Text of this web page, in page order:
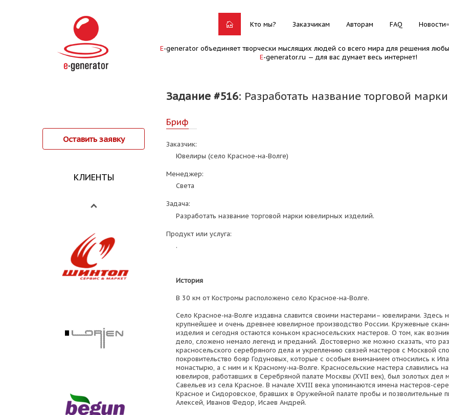
Кто мы? Заказчикам Авторам FAQ Новости
E-generator объединяет творчески мыслящих людей со всего мира для решения
E-generator.ru — для вас думает весь интернет!
Задание #516: Разработать название торговой
Оставить заявку
КЛИЕНТЫ
Бриф
Заказчик:
Ювелиры (село Красное-на-Волге)
Менеджер:
Света
Задача:
Разработать название торговой марки ювелирных изделий.
Продукт или услуга:
.
История
В 30 км от Костромы расположено село Красное-на-Волге.
Село Красное-на-Волге издавна славится своими мастерами– ювелирами. Здесь
крупнейшее и очень древнее ювелирное производство России. Кружевные
изделия и сегодня остаются коньком красносельских мастеров. О том, как
дело, сложено немало легенд и преданий. Достоверно же можно сказать, что
красносельского серебряного дела и укреплению связей мастеров с Москвой
покровительство бояр Годуновых, которые с особым вниманием относились к
монастырю, а с ним и к Красному-на-Волге. Красносельские мастера славились
ювелиров, работавших в Серебряной палате Москвы (XVII век), был золотых дел
Савельев из села Красное. В начале XVIII века упоминаются имена мастеров-
Красное и Сидоровское, бравших в Оружейной палате пробы и позволительные
Алексей, Иванов Федор, Исаев Андрей.